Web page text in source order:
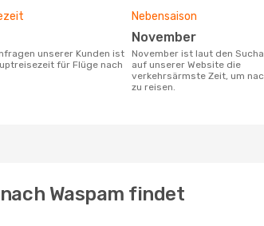
für Flüge nach
Nebensaison
November
November ist laut den Suchanfragen
auf unserer Website die
verkehrsärmste Zeit, um
zu reisen.
Waspam findet